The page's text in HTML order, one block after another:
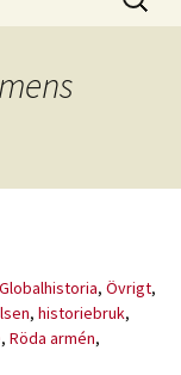
efter:
Globalhistoria, Övrigt,
, historiebruk,
, Röda armén,